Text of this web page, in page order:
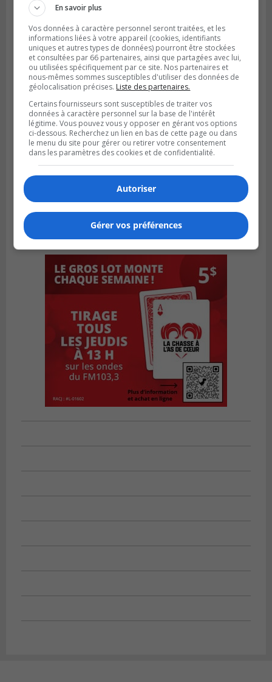
BOUCHERVILLE
Publié le 27 juillet 2026 à 19h58
Metro prend les moyens pour protéger son
personnel cadre
En savoir plus
Vos données à caractère personnel seront traitées, et les
informations liées à votre appareil (cookies, identifiants
uniques et autres types de données) pourront être stockées
et consultées par 66 partenaires, ainsi que partagées avec lui,
ou utilisées spécifiquement par ce site. Nos partenaires et
nous-mêmes sommes susceptibles d'utiliser des données de
géolocalisation précises. Liste des partenaires.
Certains fournisseurs sont susceptibles de traiter vos
données à caractère personnel sur la base de l'intérêt
légitime. Vous pouvez vous y opposer en gérant vos options
ci-dessous. Recherchez un lien en bas de cette page ou dans
le menu du site pour gérer ou retirer votre consentement
dans les paramètres des cookies et de confidentialité.
Autoriser
Gérer vos préférences